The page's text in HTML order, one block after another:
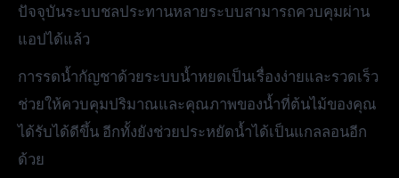
ปัจจุบันระบบชลประทานหลายระบบสามารถควบคุมผ่าน
แอปได้แล้ว
การรดน้ำกัญชาด้วยระบบน้ำหยดเป็นเรื่องง่ายและรวดเร็ว
ช่วยให้ควบคุมปริมาณและคุณภาพของน้ำที่ต้นไม้ของคุณ
ได้รับได้ดีขึ้น อีกทั้งยังช่วยประหยัดน้ำได้เป็นแกลลอนอีก
ด้วย